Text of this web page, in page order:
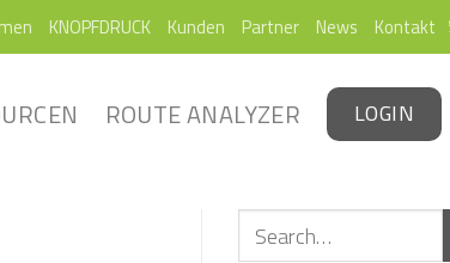
KNOPFDRUCK Kunden Partner News Kontakt
ROUTE ANALYZER LOGIN